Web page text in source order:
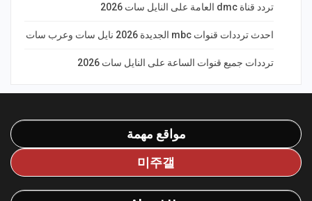
تردد قناة dmc العامة على النايل سات 2026
احدث ترددات قنوات mbc الجديدة 2026 نايل سات وعرب سات
ترددات جميع قنوات الساعة على النايل سات 2026
مواقع مهمة
미주갤